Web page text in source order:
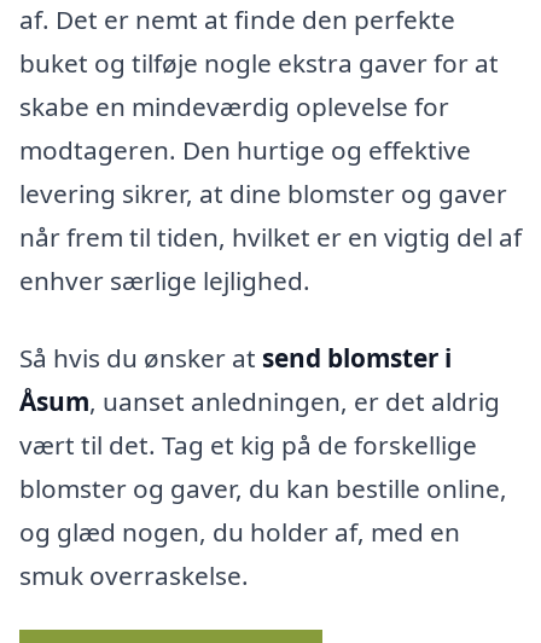
af. Det er nemt at finde den perfekte
buket og tilføje nogle ekstra gaver for at
skabe en mindeværdig oplevelse for
modtageren. Den hurtige og effektive
levering sikrer, at dine blomster og gaver
når frem til tiden, hvilket er en vigtig del af
enhver særlige lejlighed.
Så hvis du ønsker at send blomster i
Åsum, uanset anledningen, er det aldrig
vært til det. Tag et kig på de forskellige
blomster og gaver, du kan bestille online,
og glæd nogen, du holder af, med en
smuk overraskelse.